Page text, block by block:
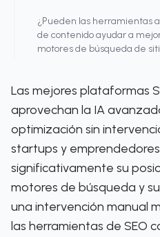
¿Pueden las herramientas
de contenido ayudar a
motores de búsqueda de
Las mejores plataformas
aprovechan la IA
optimización sin
startups y
significativamente su
motores de búsqueda y
una intervención manual
las herramientas de SEO